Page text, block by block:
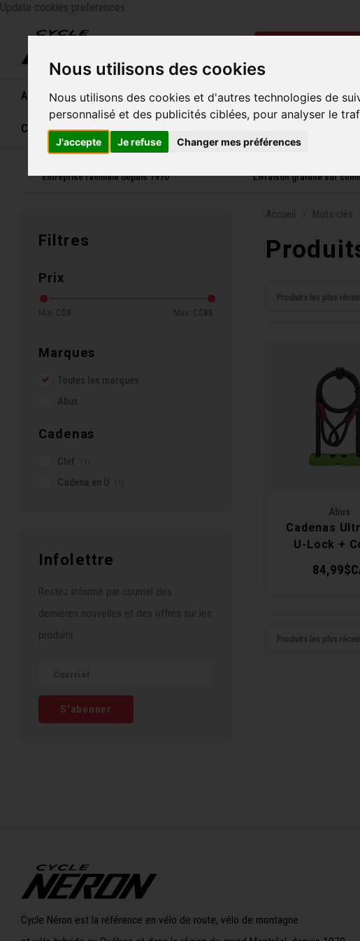
Nous utilisons des cookies
Nous utilisons des cookies et d'autres technologies de
personnalisé et des publicités ciblées, pour analyser le
J'accepte Je refuse Changer mes préférences
Update cookies preferences
Accueil Vélos Souliers Casques Femme
Carte cadeau
Entreprise familiale depuis 1970 Livraison gratuite sur
Filtres
Prix
Min: C$ 0 Max: C$ 85
Marques
Toutes les marques
Abus
Cadenas
Clef
Cadena en U
Infolettre
Restez informé par courriel des
dernières nouvelles et des offres sur les
produits
S'abonner
Accueil Mots-clés
Produits les plus
Abus
Cadenas
U-Lock +
Cable
Produits les plus
Cycle Néron est la référence en vélo de route, vélo de montagne